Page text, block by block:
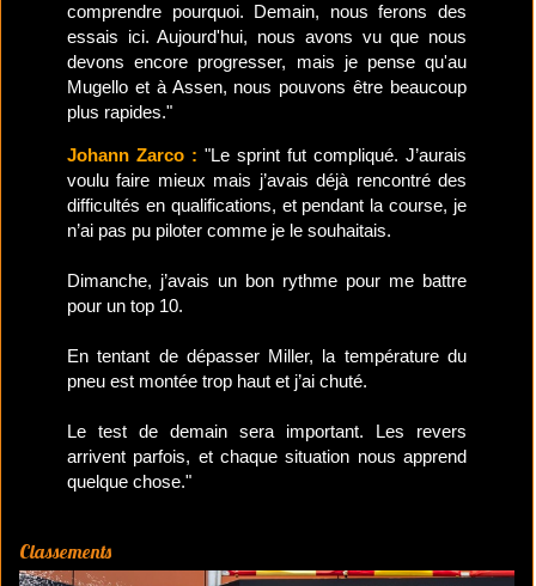
comprendre pourquoi. Demain, nous ferons des
essais ici. Aujourd'hui, nous avons vu que nous
devons encore progresser, mais je pense qu'au
Mugello et à Assen, nous pouvons être beaucoup
plus rapides."
Johann Zarco : "Le sprint fut compliqué. J’aurais
voulu faire mieux mais j’avais déjà rencontré des
difficultés en qualifications, et pendant la course, je
n’ai pas pu piloter comme je le souhaitais.
Dimanche, j’avais un bon rythme pour me battre
pour un top 10.
En tentant de dépasser Miller, la température du
pneu est montée trop haut et j’ai chuté.
Le test de demain sera important. Les revers
arrivent parfois, et chaque situation nous apprend
quelque chose."
Classements